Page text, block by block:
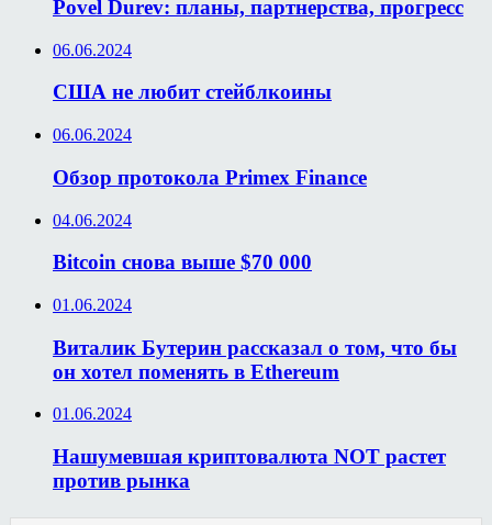
Povel Durev: планы, партнерства, прогресс
06.06.2024
США не любит стейблкоины
06.06.2024
Обзор протокола Primex Finance
04.06.2024
Bitcoin снова выше $70 000
01.06.2024
Виталик Бутерин рассказал о том, что бы
он хотел поменять в Ethereum
01.06.2024
Нашумевшая криптовалюта NOT растет
против рынка